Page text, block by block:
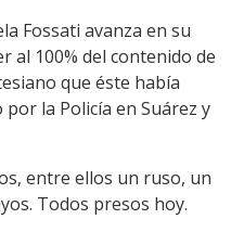
Fossati avanza en su
al 100% del contenido de
que éste había
la Policía en Suárez y
entre ellos un ruso, un
Todos presos hoy.